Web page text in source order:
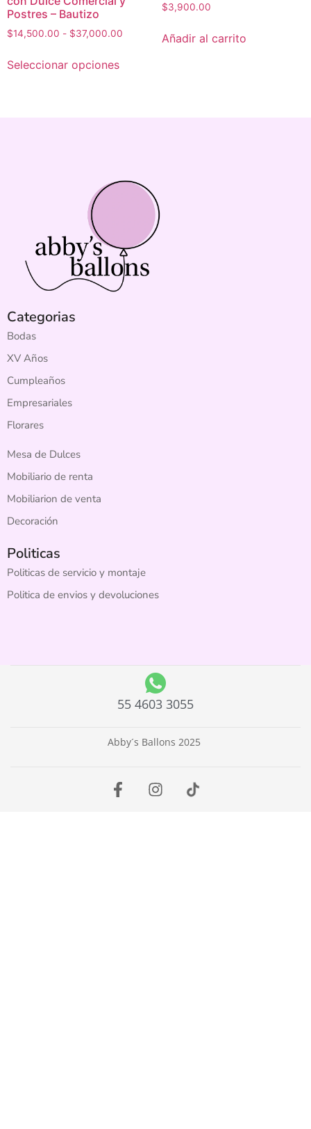
Postres – Bautizo
$14,500.00 - $37,000.00
Seleccionar opciones
$3,900.00
Añadir al carrito
Categorias
Bodas
XV Años
Cumpleaños
Empresariales
Florares
Mesa de Dulces
Mobiliario de renta
Mobiliarion de venta
Decoración
Politicas
Politicas de servicio y montaje
Politica de envios y devoluciones
55 4603 3055
Abby´s Ballons 2025